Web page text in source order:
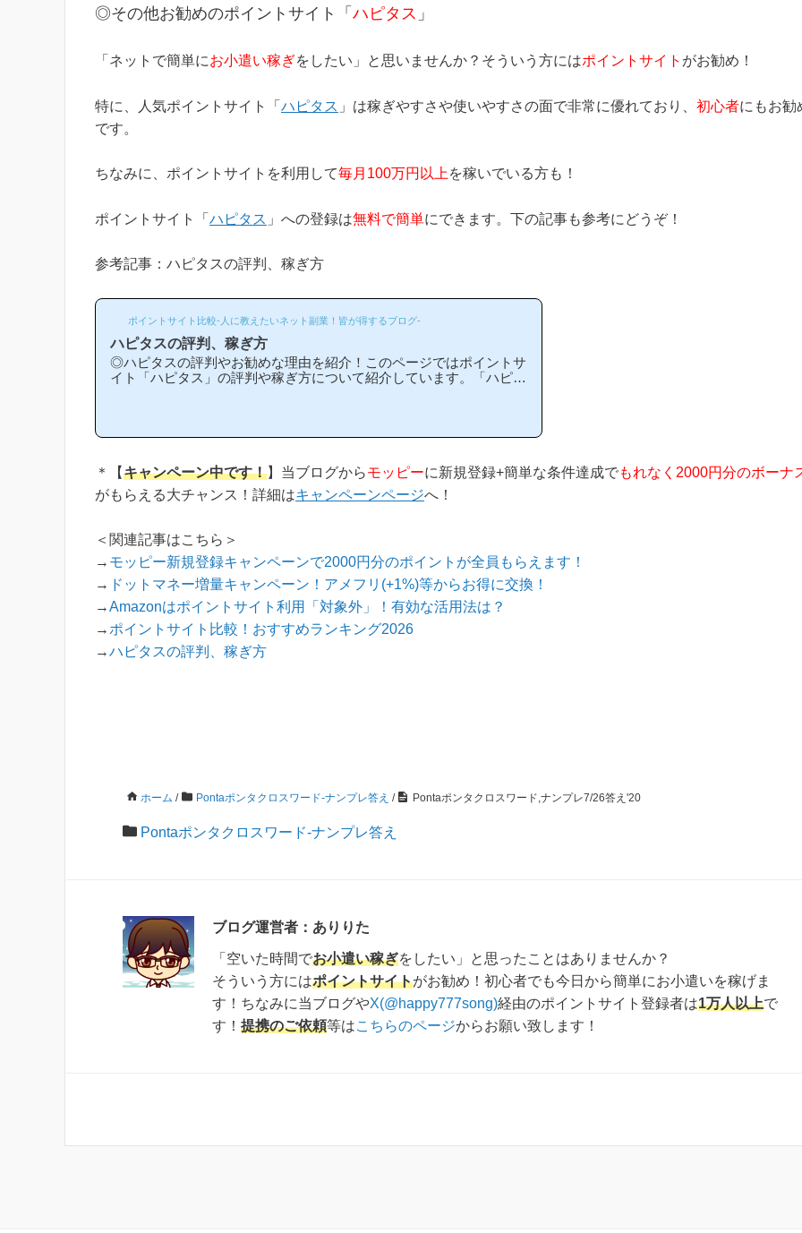
なものです。(*ちなみに「2000円分のボーナス」というのは過去の
◎その他お勧めのポイントサイト「 ハピタス 」
「ネットで簡単にお小遣い稼ぎをしたい」と思いませんか？そういう方にはポイントサイト がお勧め！
特に、人気ポイントサイト「 ハピタス 」は稼ぎやすさや使いやすさの面で非常に優れており、 初心者にもお勧
です。
ちなみに、ポイントサイトを利用して毎月100万円以上 を稼いでいる方も！
ポイントサイト「 ハピタス 」への登録は無料で簡単にできます。下の記事も参考にどうぞ！
参考記事：ハピタスの評判、稼ぎ方
ポイントサイト比較-人に教えたいネット副業！皆が得するブログ-
ハピタスの評判、稼ぎ方
◎ハピタスの評判やお勧めな理由を紹介！このページではポイントサ
イト「ハピタス」の評判や稼ぎ方について紹介しています。「ハピタ
指しており、おかげ様で当ブログからハピタス等のポイントサイトに
への新規登録はほんの数分で簡単にできるので、下の記事を参考に進
め...
＊【キャンペーン中です！】当ブログからモッピーに新規登録+簡単な条件達成でもれなく2000円分のボーナ
がもらえる大チャンス！詳細はキャンペーンページへ！
＜関連記事はこちら＞
→ モッピー新規登録キャンペーンで2000円分のポイントが全員もらえます！
→ ドットマネー増量キャンペーン！アメフリ(+1%)等からお得に交換！
→Amazonはポイントサイト利用「対象外」！有効な活用法は？
→ ポイントサイト比較！おすすめランキング2026
→ハピタスの評判、稼ぎ方
ホーム / Pontaポンタクロスワード-ナンプレ答え / Pontaポンタクロスワード,ナンプレ7/26答え'20
Pontaポンタクロスワード-ナンプレ答え
ブログ運営者：ありりた
「空いた時間でお小遣い稼ぎをしたい」と思ったことはありませんか？
そういう方にはポイントサイトがお勧め！初心者でも今日から簡単にお小遣いを稼げま
す！ちなみに当ブログやX(@happy777song)経由のポイントサイト登録者は1万人以上で
す！ 提携のご依頼等はこちらのページからお願い致します！